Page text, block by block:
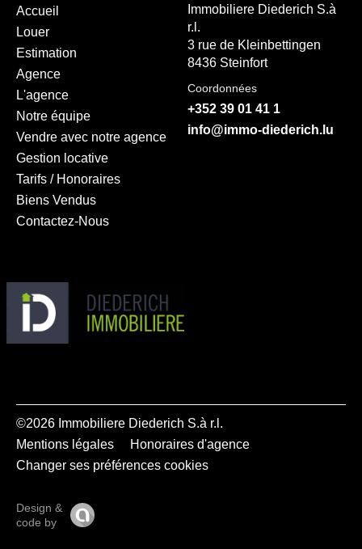
Accueil
Louer
Estimation
Agence
L'agence
Notre équipe
Vendre avec notre agence
Gestion locative
Tarifs / Honoraires
Biens Vendus
Contactez-Nous
Immobiliere Diederich S.à
r.l.
3 rue de Kleinbettingen
8436 Steinfort
Coordonnées
+352 39 01 41 1
info@immo-diederich.lu
©2026 Immobiliere Diederich S.à r.l.
Mentions légales
Honoraires d'agence
Changer ses préférences cookies
Design &
code by